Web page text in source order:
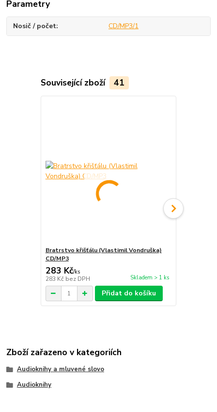
Parametry
Nosič / počet CD/MP3/1
Související zboží 41
Bratrstvo křišťálu (Vlastimil Vondruška)
CD/MP3
283 Kč/ks
283 Kč bez DPH Skladem > 1 ks
Přidat do košíku
Zboží zařazeno v kategoriích
Audioknihy a mluvené slovo
Audioknihy